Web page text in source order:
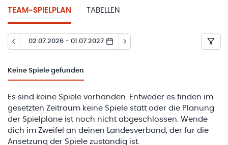
TEAM-SPIELPLAN TABELLEN
02.07.2026 - 01.07.2027
Keine Spiele gefunden
Es sind keine Spiele vorhanden. Entweder es finden im
gesetzten Zeitraum keine Spiele statt oder die Planung
der Spielpläne ist noch nicht abgeschlossen. Wende
dich im Zweifel an deinen Landesverband, der für die
Ansetzung der Spiele zuständig ist.